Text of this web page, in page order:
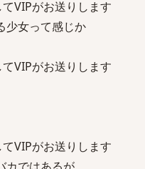
VIPがお送りします
少女って感じか
VIPがお送りします
VIPがお送りします